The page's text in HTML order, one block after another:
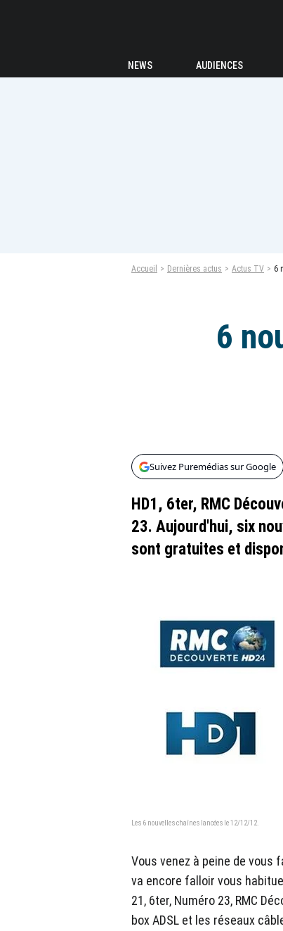
NEWS AUDIENCES
Accueil Dernières actus Actus TV 6
6
Suivez Puremédias sur Google
HD1, 6ter, RMC
23. Aujourd'hui, six
sont gratuites et
Les 6 nouvelles chaînes lancées le 12/12/12.
Vous venez à peine de vous
va encore falloir vous
21, 6ter, Numéro 23, RMC
box ADSL et les réseaux